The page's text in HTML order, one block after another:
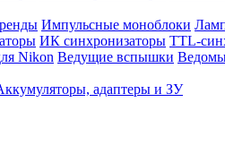
Импульсные моноблоки
ИК синхронизаторы TTL-
Nikon Ведущие вспышки
адаптеры и ЗУ